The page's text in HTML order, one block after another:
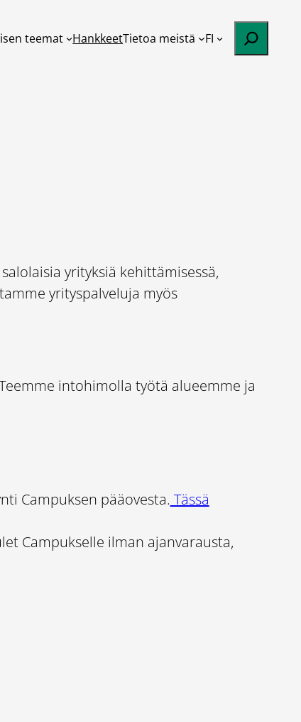
teemat HankkeetTietoa meistä FI Etsi
yrityksiä kehittämisessä,
yrityspalveluja myös
intohimolla työtä alueemme ja
Campuksen pääovesta. Tässä
Campukselle ilman ajanvarausta,